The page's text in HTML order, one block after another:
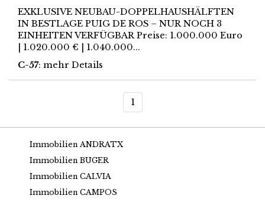
EXKLUSIVE NEUBAU-DOPPELHAUSHÄLFTEN
IN BESTLAGE PUIG DE ROS – NUR NOCH 3
EINHEITEN VERFÜGBAR Preise: 1.000.000 Euro
| 1.020.000 € | 1.040.000...
C-57: mehr Details
1
Immobilien ANDRATX
Immobilien BUGER
Immobilien CALVIA
Immobilien CAMPOS